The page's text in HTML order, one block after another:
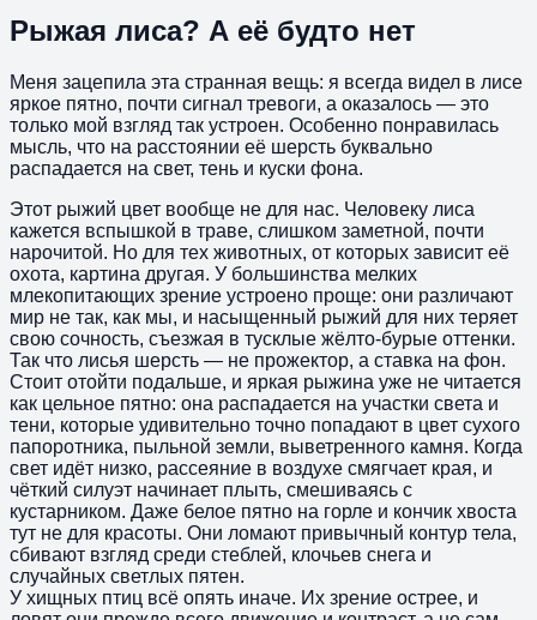
Рыжая лиса? А её будто нет
Меня зацепила эта странная вещь: я всегда видел в лисе
яркое пятно, почти сигнал тревоги, а оказалось — это
только мой взгляд так устроен. Особенно понравилась
мысль, что на расстоянии её шерсть буквально
распадается на свет, тень и куски фона.
Этот рыжий цвет вообще не для нас. Человеку лиса
кажется вспышкой в траве, слишком заметной, почти
нарочитой. Но для тех животных, от которых зависит её
охота, картина другая. У большинства мелких
млекопитающих зрение устроено проще: они различают
мир не так, как мы, и насыщенный рыжий для них теряет
свою сочность, съезжая в тусклые жёлто-бурые оттенки.
Так что лисья шерсть — не прожектор, а ставка на фон.
Стоит отойти подальше, и яркая рыжина уже не читается
как цельное пятно: она распадается на участки света и
тени, которые удивительно точно попадают в цвет сухого
папоротника, пыльной земли, выветренного камня. Когда
свет идёт низко, рассеяние в воздухе смягчает края, и
чёткий силуэт начинает плыть, смешиваясь с
кустарником. Даже белое пятно на горле и кончик хвоста
тут не для красоты. Они ломают привычный контур тела,
сбивают взгляд среди стеблей, клочьев снега и
случайных светлых пятен.
У хищных птиц всё опять иначе. Их зрение острее, и